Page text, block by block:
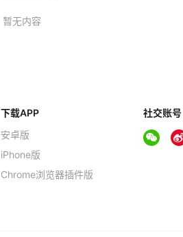
下载APP
安卓版
iPhone版
Chrome浏览器插件版
社交账号